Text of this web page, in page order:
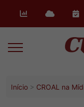
conteúdo
Início CROAL na